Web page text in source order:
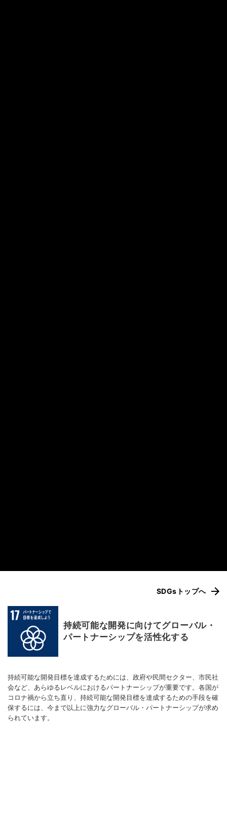
SDGsトップへ
持続可能な開発に向けてグローバル・
パートナーシップを活性化する
持続可能な開発目標を達成するためには、政府や民間セクター、市民社
会など、あらゆるレベルにおけるパートナーシップが重要です。各国が
コロナ禍から立ち直り、持続可能な開発目標を達成するための手段を確
保するには、今まで以上に強力なグローバル・パートナーシップが求め
られています。